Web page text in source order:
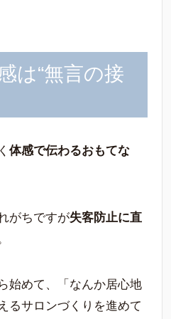
は“無言の接
体感で伝わるおもてな
がちですが失客防止に直
始めて、「なんか居心地
るサロンづくりを進めて